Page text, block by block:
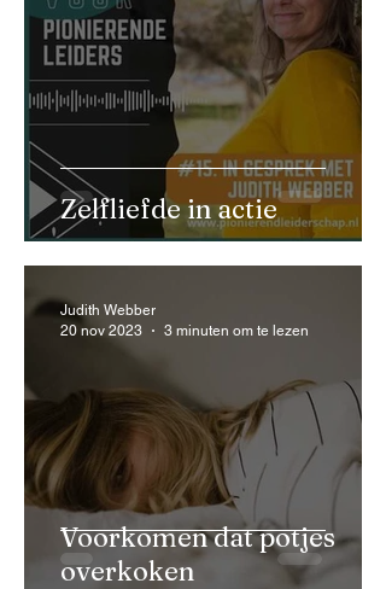
Zelfliefde in actie
Voorkomen dat potjes
overkoken
Judith Webber
20 nov 2023
3 minuten om te lezen